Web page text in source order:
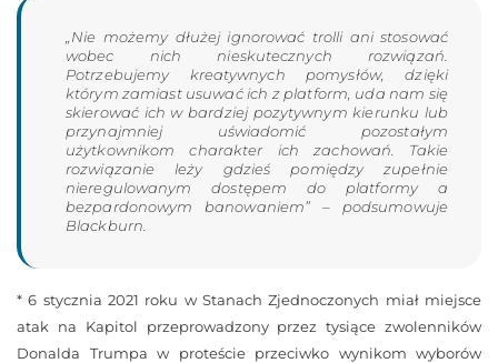
„Nie możemy dłużej ignorować trolli ani stosować
wobec nich nieskutecznych rozwiązań.
Potrzebujemy kreatywnych pomysłów, dzięki
którym zamiast usuwać ich z platform, uda nam się
skierować ich w bardziej pozytywnym kierunku lub
przynajmniej uświadomić pozostałym
użytkownikom charakter ich zachowań. Takie
rozwiązanie leży gdzieś pomiędzy zupełnie
nieregulowanym dostępem do platformy a
bezpardonowym banowaniem” – podsumowuje
Blackburn.
* 6 stycznia 2021 roku w Stanach Zjednoczonych miał miejsce
atak na Kapitol przeprowadzony przez tysiące zwolenników
Donalda Trumpa w proteście przeciwko wynikom wyborów